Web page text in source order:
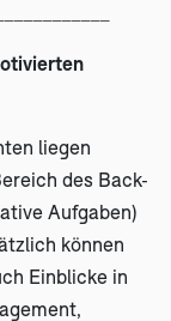
liegen
des Back-
Aufgaben)
können
Einblicke in